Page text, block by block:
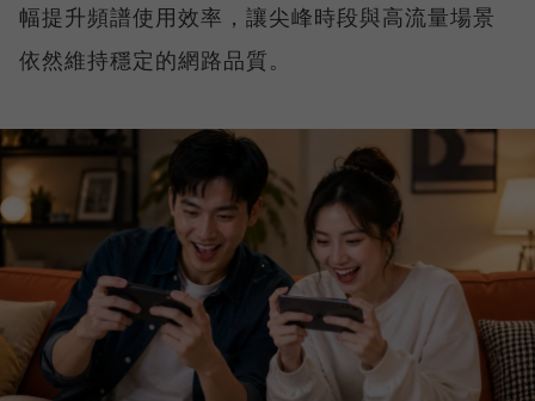
幅提升頻譜使用效率，讓尖峰時段與高流量場景
依然維持穩定的網路品質。